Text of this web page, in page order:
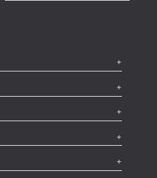
,Literární soutěž,